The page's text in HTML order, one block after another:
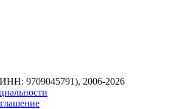
9709045791), 2006-2026